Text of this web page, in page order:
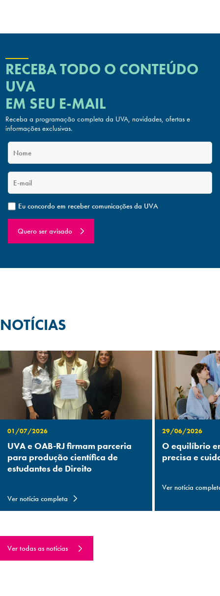
RECEBA TODO O CONTEÚDO
UVA
EM SEU E-MAIL
Receba a programação completa da UVA, novidades, ofertas e
informações exclusivas.
Eu concordo em receber comunicações da UVA
Quero ser avisado
NOTÍCIAS
01/07/2026
UVA e OAB-RJ firmam parceria
para produção científica de
estudantes de Direito
Ver notícia completa
29/06/2026
O equilíbrio
precisa e
Ver notícia
Ver todas as notícias